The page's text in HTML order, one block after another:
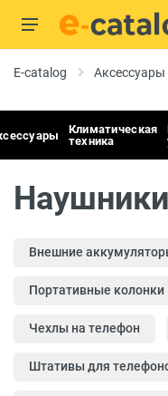
E-catalog Аксессуары
Климатическая
техника
Внешние
Портативные колонки
Чехлы на телефон
Штативы для